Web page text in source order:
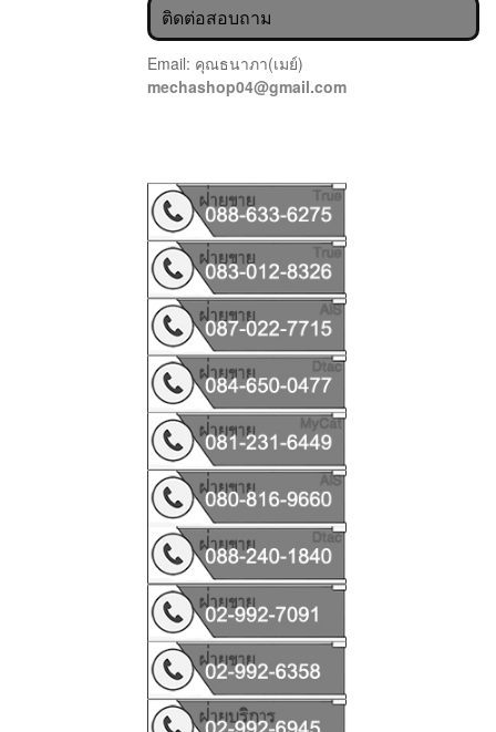
ติดต่อสอบถาม
Email: คุณธนาภา(เมย์)
mechashop04@gmail.com